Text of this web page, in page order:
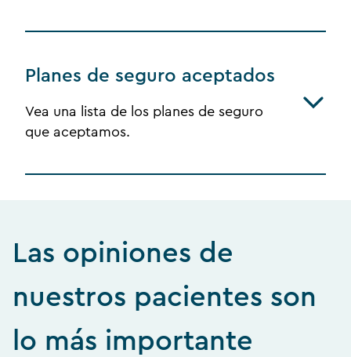
Planes de seguro aceptados
Vea una lista de los planes de seguro
que aceptamos.
Las opiniones de
nuestros pacientes son
lo más importante